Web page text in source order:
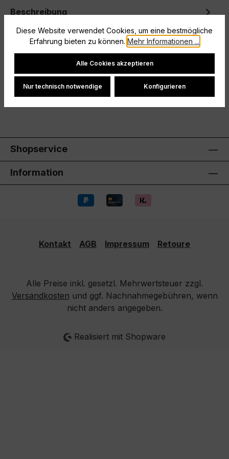
Beschreibung
Mit diesem adidas Fußballtrikot für Kinder und
Teens kannst du beim Spiel alles geben. Das Tiro
24 Competition Trikot mit at…Mehr
Hersteller
Bewertungen
Shopservice
Information
Kontakt AGB Impressum Retoure
Alle Preise inkl. gesetzl. Mehrwertsteuer zzgl.
Versandkosten und ggf. Nachnahmegebühren, wenn
nicht anders angegeben.
Realisiert mit Shopware
Diese Website verwendet Cookies, um eine bestmögliche
Erfahrung bieten zu können. Mehr Informationen ...
Cookie-Einstellungen
Alle Cookies akzeptieren
Nur technisch notwendige Konfigurieren